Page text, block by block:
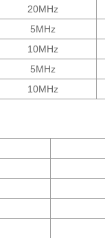
20MHz
5MHz
10MHz
5MHz
10MHz